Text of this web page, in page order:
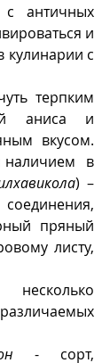
с античных
и
кулинарии с
терпким
аниса и
вкусом.
наличием  в
) –
пряный
листу,
- сорт,